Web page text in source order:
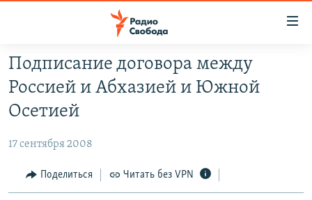
упрощенного
доступа
Вернуться
основному
Вернутся
ПРОГРАММЫ
ЦИТАТЫ СВОБОДЫ
МНЕНИЯ
Подписание договора между
Россией и Абхазией и Южной
Осетией
17 сентября 2008
Поделиться Читать без VPN